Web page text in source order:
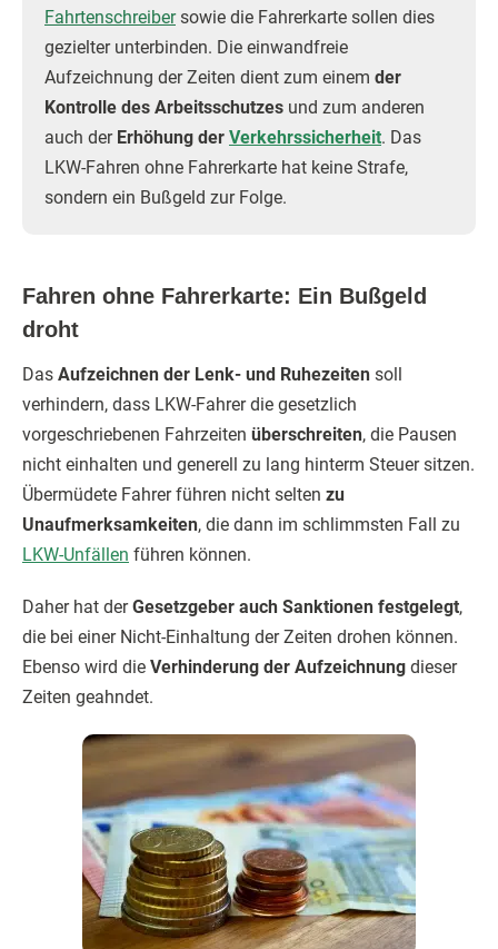
Fahrtenschreibersowie die Fahrerkarte sollen dies
gezielter unterbinden. Die einwandfreie
Aufzeichnung der Zeiten dient zum einem der
Kontrolle des Arbeitsschutzes und zum anderen
auch der Erhöhung der Verkehrssicherheit. Das
LKW-Fahren ohne Fahrerkarte hat keine Strafe,
sondern ein Bußgeld zur Folge.
Fahren ohne Fahrerkarte: Ein Bußgeld
droht
Das Aufzeichnen der Lenk- und Ruhezeiten soll
verhindern, dass LKW-Fahrer die gesetzlich
vorgeschriebenen Fahrzeiten überschreiten, die Pausen
nicht einhalten und generell zu lang hinterm Steuer sitzen.
Übermüdete Fahrer führen nicht selten zu
Unaufmerksamkeiten, die dann im schlimmsten Fall zu
LKW-Unfällen führen können.
Daher hat derGesetzgeber auch Sanktionen festgelegt,
die bei einer Nicht-Einhaltung der Zeiten drohen können.
Ebenso wird die Verhinderung der Aufzeichnung dieser
Zeiten geahndet.